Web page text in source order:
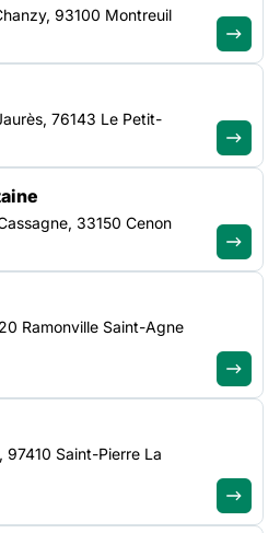
les
en première
un nouvel épisode caniculaire,
la solidarité (FAS) alerte sur la
abri et en situation de grande
aux conséquences
dégradation des moyens des
93100 Montreuil
76143 Le Petit-
33150 Cenon
Ramonville Saint-Agne
Saint-Pierre La